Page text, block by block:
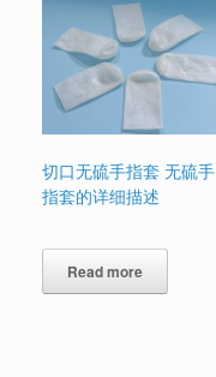
切口无硫手指套 无硫手
指套的详细描述
Read more